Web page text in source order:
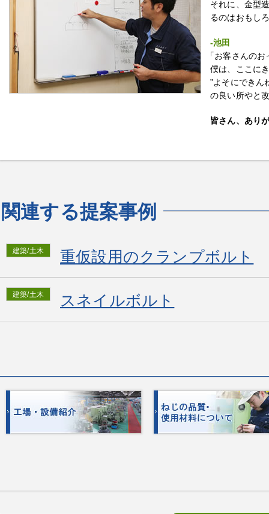
それに、金型
るのはおもし
-池田
「お客さんの
僕は、ここに
”よそにできん
の良い所やと
皆さん、あり
関連する提案事例
建築/土木 重仮設用のクランプボルト
建築/土木 スネイルボルト